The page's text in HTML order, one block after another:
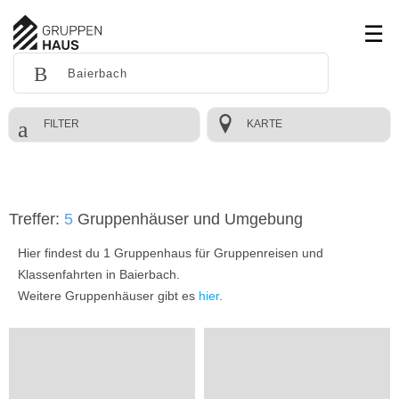
FILTER KARTE
Treffer: 5 Gruppenhäuser und Umgebung
Hier findest du 1 Gruppenhaus für Gruppenreisen und
Klassenfahrten in Baierbach.
Weitere Gruppenhäuser gibt es hier.